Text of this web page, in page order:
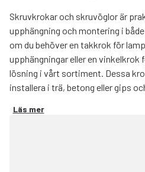
Skruvkrokar och skruvöglor är
upphängning och montering i
om du behöver en takkrok för
upphängningar eller en
lösning i vårt sortiment. Dessa
installera i trä, betong eller gips
Läs mer